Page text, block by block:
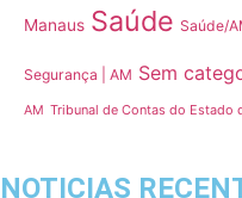
Manaus Saúde Saúde/
Segurança | AM Sem
AM Tribunal de Contas do Estado
NOTICIAS